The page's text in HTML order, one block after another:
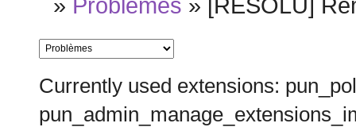
» Problèmes » [RESOLU]
Currently used extensions: